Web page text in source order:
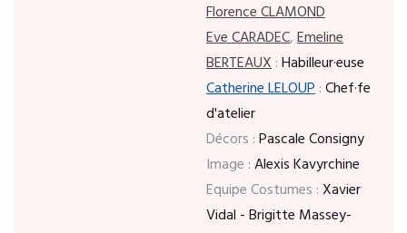
Florence CLAMOND
Eve CARADEC,Emeline
BERTEAUX:Habilleur·euse
Catherine LELOUP:Chef·fe
d'atelier
Décors :Pascale Consigny
Image :Alexis Kavyrchine
Equipe Costumes :Xavier
Vidal - Brigitte Massey-